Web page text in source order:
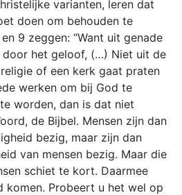
varianten, leren dat
doen om behouden te
9 zeggen: “Want uit genade
het geloof, (…) Niet uit de
religie of een kerk gaat praten
werken om bij God te
worden, dan is dat niet
de Bijbel. Mensen zijn dan
bezig, maar zijn dan
van mensen bezig. Maar die
schiet te kort. Daarmee
komen. Probeert u het wel op